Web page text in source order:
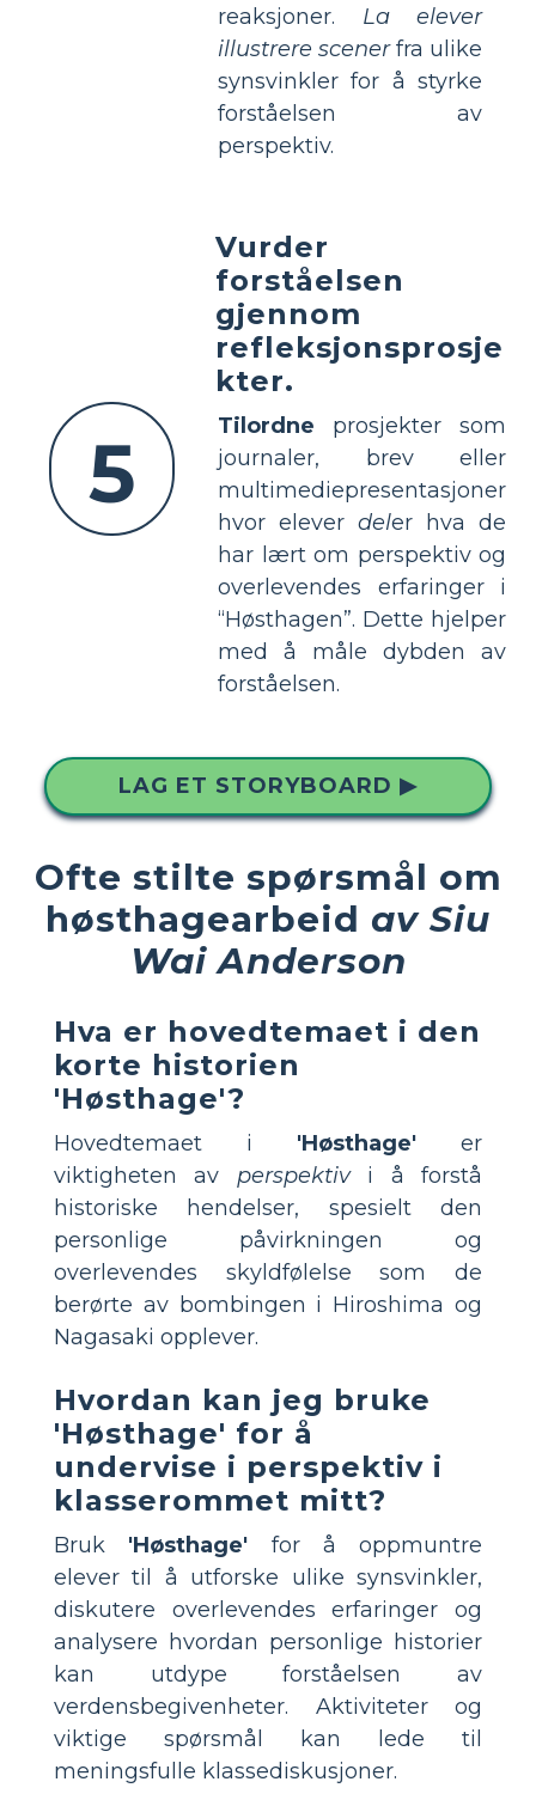
reaksjoner. La elever
illustrere scenerfra ulike
synsvinkler for å styrke
forståelsen av
perspektiv.
5
Vurder
forståelsen
gjennom
refleksjonsprosje
kter.
Tilordne prosjekter som
journaler, brev eller
multimediepresentasjoner
hvor elever deler hva de
har lært om perspektiv og
overlevendes erfaringer i
“Høsthagen”. Dette hjelper
med å måle dybden av
forståelsen.
LAG ET STORYBOARD ▶
Ofte stilte spørsmål om
høsthagearbeid av Siu
Wai Anderson
Hva er hovedtemaet i den
korte historien
'Høsthage'?
Hovedtemaet i 'Høsthage' er
viktigheten av perspektivi å forstå
historiske hendelser, spesielt den
personlige påvirkningen og
overlevendes skyldfølelse som de
berørte av bombingen i Hiroshima og
Nagasaki opplever.
Hvordan kan jeg bruke
'Høsthage' for å
undervise i perspektiv i
klasserommet mitt?
Bruk 'Høsthage' for å oppmuntre
elever til å utforske ulike synsvinkler,
diskutere overlevendes erfaringer og
analysere hvordan personlige historier
kan utdype forståelsen av
verdensbegivenheter. Aktiviteter og
viktige spørsmål kan lede til
meningsfulle klassediskusjoner.